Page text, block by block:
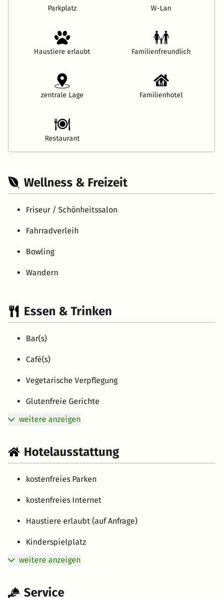
Parkplatz W-Lan
Haustiere erlaubt Familienfreundlich
zentrale Lage Familienhotel
Restaurant
Wellness & Freizeit
Friseur / Schönheitssalon
Fahrradverleih
Bowling
Wandern
Essen & Trinken
Bar(s)
Café(s)
Vegetarische Verpflegung
Glutenfreie Gerichte
weitere anzeigen
Hotelausstattung
kostenfreies Parken
kostenfreies Internet
Haustiere erlaubt (auf Anfrage)
Kinderspielplatz
weitere anzeigen
Service